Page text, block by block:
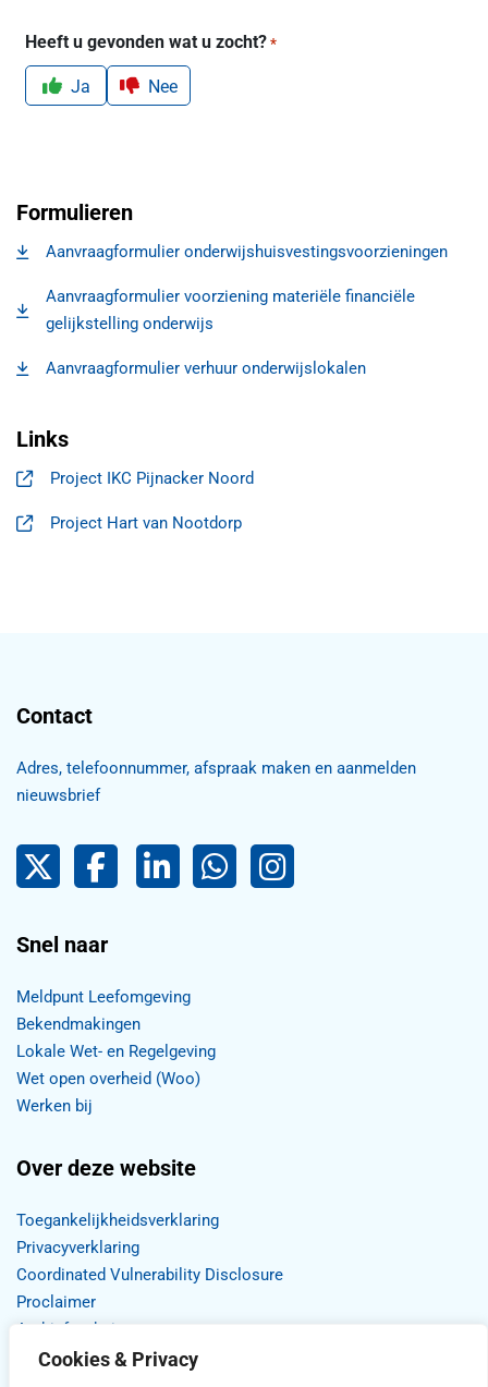
Cookies & Privacy
Heeft u gevonden wat u zocht? *
Ja Nee
Formulieren
Aanvraagformulier onderwijshuisvestingsvoorzieningen
, opent in een nieuw tabblad
Aanvraagformulier voorziening materiële financiële
gelijkstelling onderwijs
, opent in een nieuw tabblad
Aanvraagformulier verhuur onderwijslokalen
, opent in een nieuw tabblad
Links
Project IKC Pijnacker Noord
, opent in een nieuw tabblad
Project Hart van Nootdorp
, opent in een nieuw tabblad
Contact
Adres, telefoonnummer, afspraak maken en aanmelden
nieuwsbrief
Pijnacker-Nootdorp op Twitter
FacebookLinkedIn Pijnacker-Nootdorp,
Pijnacker-Nootdorp WhatsApp
Snel naar
Meldpunt Leefomgeving
Bekendmakingen
Lokale Wet- en Regelgeving
Wet open overheid (Woo)
Werken bij
Over deze website
Toegankelijkheidsverklaring
Privacyverklaring
Coordinated Vulnerability Disclosure
Proclaimer
Archief website